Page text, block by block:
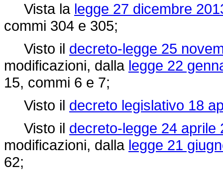
Vista la legge 27 dicembre
commi 304 e 305;
Visto il decreto-legge 25
modificazioni, dalla legge 22
15, commi 6 e 7;
Visto il decreto legislativo 18
Visto il decreto-legge 24 aprile
modificazioni, dalla legge 21
62;